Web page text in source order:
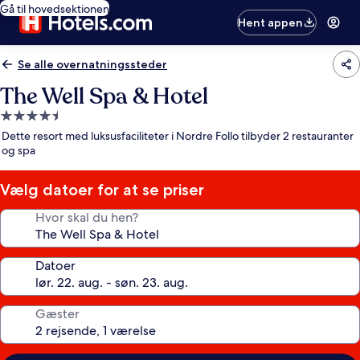
Gå til hovedsektionen
Hent appen
Se alle overnatningssteder
The Well Spa & Hotel
4.5-
stjernet
overnatningssted
Dette resort med luksusfaciliteter i Nordre Follo tilbyder 2 restauranter
og spa
Vælg datoer for at se priser
Hvor skal du hen?
Datoer
Gæster